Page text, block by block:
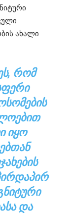
ახალი
ᲠᲝᲛ
ᲘᲧᲝ
ᲓᲐ